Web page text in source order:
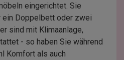
eingerichtet. Sie
Doppelbett oder zwei
sind mit Klimaanlage,
- so haben Sie während
Komfort als auch